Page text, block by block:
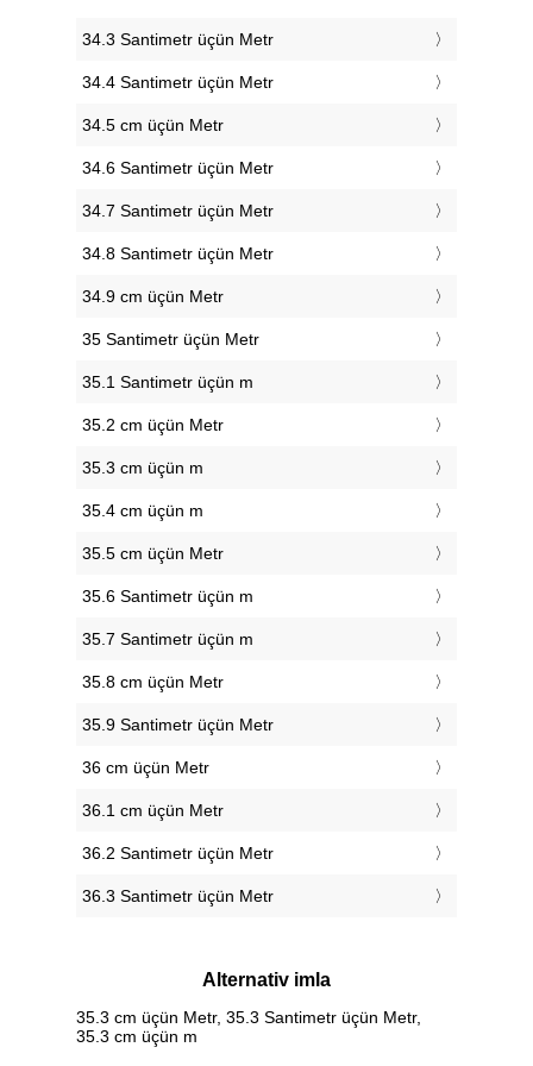
34.3 Santimetr üçün Metr
34.4 Santimetr üçün Metr
34.5 cm üçün Metr
34.6 Santimetr üçün Metr
34.7 Santimetr üçün Metr
34.8 Santimetr üçün Metr
34.9 cm üçün Metr
35 Santimetr üçün Metr
35.1 Santimetr üçün m
35.2 cm üçün Metr
35.3 cm üçün m
35.4 cm üçün m
35.5 cm üçün Metr
35.6 Santimetr üçün m
35.7 Santimetr üçün m
35.8 cm üçün Metr
35.9 Santimetr üçün Metr
36 cm üçün Metr
36.1 cm üçün Metr
36.2 Santimetr üçün Metr
36.3 Santimetr üçün Metr
Alternativ imla
35.3 cm üçün Metr, 35.3 Santimetr üçün Metr,
35.3 cm üçün m